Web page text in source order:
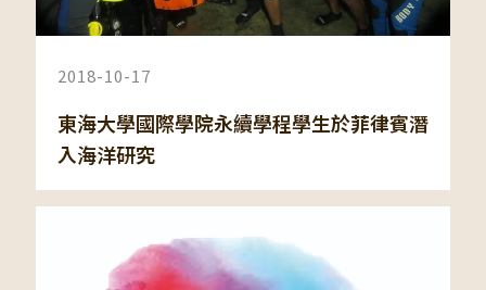
2018-10-17
東海大學國際學院永續學程學生於菲律賓潛
入海洋研究